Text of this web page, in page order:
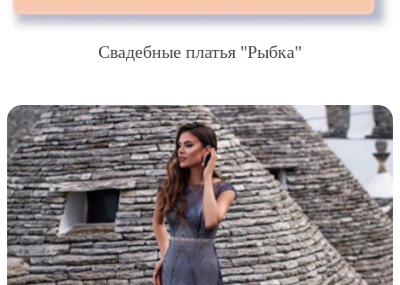
Свадебные платья "Рыбка"